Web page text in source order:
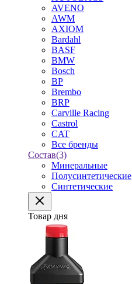
AVENO
AWM
AXIOM
Bardahl
BASF
BMW
Bosch
BP
Brembo
BRP
Carville Racing
Castrol
CAT
Все бренды
Состав(3)
Минеральные
Полусинтетические
Синтетические
Товар дня